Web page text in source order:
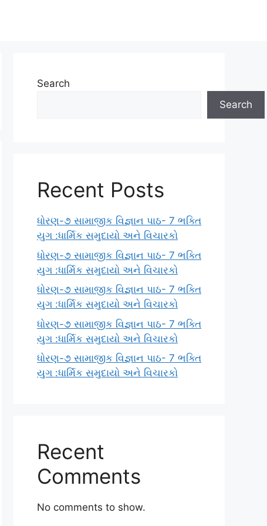
Search
Search
Recent Posts
ધોરણ-૭ સામાજીક વિજ્ઞાન પાઠ- 7 ભક્તિ
યુગ :ધાર્મિક સમુદાયો અને વિચારકો
ધોરણ-૭ સામાજીક વિજ્ઞાન પાઠ- 7 ભક્તિ
યુગ :ધાર્મિક સમુદાયો અને વિચારકો
ધોરણ-૭ સામાજીક વિજ્ઞાન પાઠ- 7 ભક્તિ
યુગ :ધાર્મિક સમુદાયો અને વિચારકો
ધોરણ-૭ સામાજીક વિજ્ઞાન પાઠ- 7 ભક્તિ
યુગ :ધાર્મિક સમુદાયો અને વિચારકો
ધોરણ-૭ સામાજીક વિજ્ઞાન પાઠ- 7 ભક્તિ
યુગ :ધાર્મિક સમુદાયો અને વિચારકો
Recent
Comments
No comments to show.